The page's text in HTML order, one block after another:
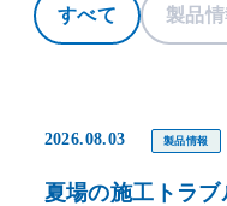
すべて 製品
2026.08.03 製品情報
夏場の施工トラ